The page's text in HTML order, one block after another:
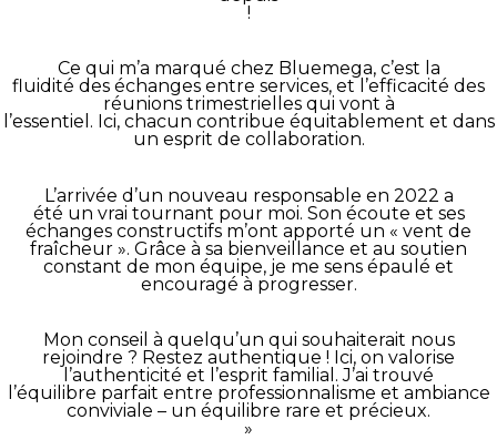
!
Ce qui m’a marqué chez Bluemega, c’est la
fluidité des échanges entre services, et l’efficacité des
réunions trimestrielles qui vont à
l’essentiel. Ici, chacun contribue équitablement et dans
un esprit de collaboration.
L’arrivée d’un nouveau responsable en 2022 a
été un vrai tournant pour moi. Son écoute et ses
échanges constructifs m’ont apporté un « vent de
fraîcheur ». Grâce à sa bienveillance et au soutien
constant de mon équipe, je me sens épaulé et
encouragé à progresser.
Mon conseil à quelqu’un qui souhaiterait nous
rejoindre ? Restez authentique ! Ici, on valorise
l’authenticité et l’esprit familial. J’ai trouvé
l’équilibre parfait entre professionnalisme et ambiance
conviviale – un équilibre rare et précieux.
»